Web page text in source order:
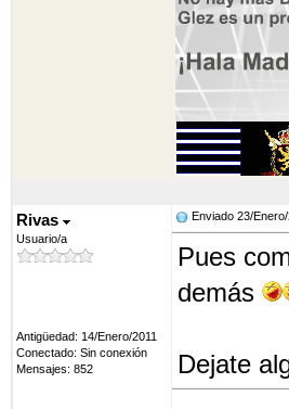
Rivas
Usuario/a
Antigüedad: 14/Enero/2011
Conectado: Sin conexión
Mensajes: 852
Enviado 23/
Pues
demás
Dejate